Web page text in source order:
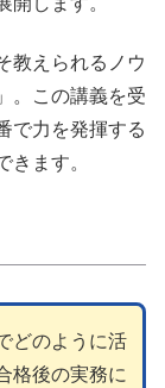
教えられるノウ
」。この講義を受
で力を発揮する
きます。
どのように活
格後の実務に